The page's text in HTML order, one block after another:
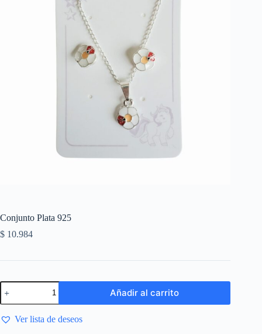
Conjunto Plata 925
$ 10.984
Añadir al carrito
Ver lista de deseos